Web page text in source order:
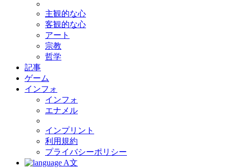
主観的な心
客観的な心
アート
宗教
哲学
記事
ゲーム
インフォ
インフォ
エナメル
インプリント
利用規約
プライバシーポリシー
A文